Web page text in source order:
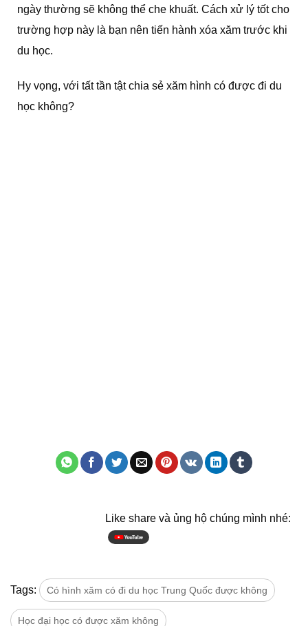
ngày thường sẽ không thể che khuất. Cách xử lý tốt cho
trường hợp này là bạn nên tiến hành xóa xăm trước khi
du học.
Hy vọng, với tất tần tật chia sẻ xăm hình có được đi du
học không?
Like share và ủng hộ chúng mình nhé:
Tags: Có hình xăm có đi du học Trung Quốc được không
Học đại học có được xăm không